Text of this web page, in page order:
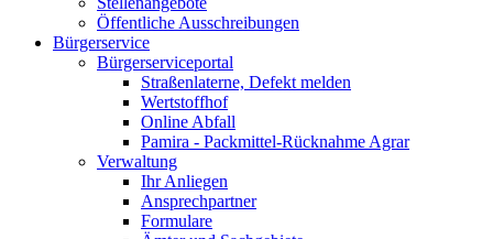
Öffentliche Ausschreibungen
Bürgerservice
Bürgerserviceportal
Straßenlaterne, Defekt melden
Wertstoffhof
Online Abfall
Pamira - Packmittel-Rücknahme Agrar
Verwaltung
Ihr Anliegen
Ansprechpartner
Formulare